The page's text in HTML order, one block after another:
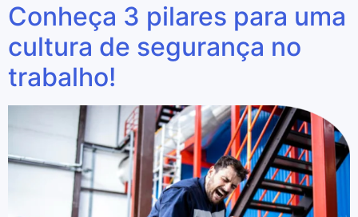
Conheça 3 pilares para uma
cultura de segurança no
trabalho!